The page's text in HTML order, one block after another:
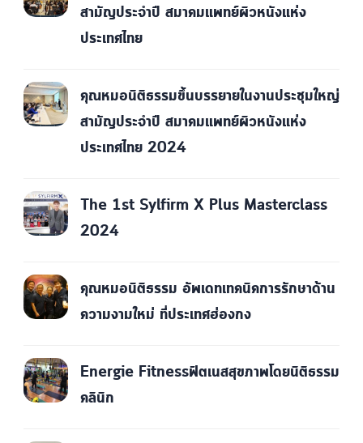
สามัญประจำปี สมาคมแพทย์ผิวหนังแห่ง
ประเทศไทย
คุณหมอนิติธรรมขึ้นบรรยายในงานประชุมใหญ่
สามัญประจำปี สมาคมแพทย์ผิวหนังแห่ง
ประเทศไทย 2024
The 1st Sylfirm X Plus Masterclass
2024
คุณหมอนิติธรรม อัพเดทเทคนิคการรักษาด้าน
ความงามใหม่ ที่ประเทศฮ่องกง
Energie Fitnessฟิตเนสสุขภาพโดยนิติธรรม
คลินิก